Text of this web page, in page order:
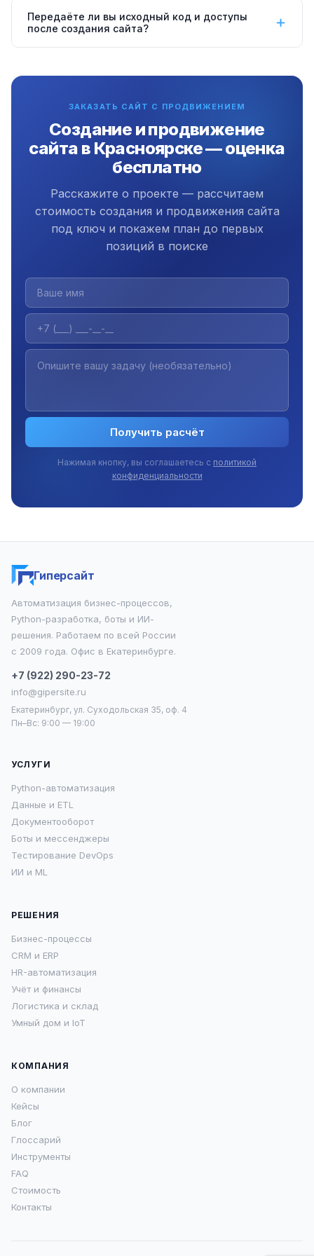
на продвижение, предварительно проведя SEO-
аудит и необходимые правки.
Красноярска и 150+ городов России. Работаем
года.
Передаёте ли вы исходный код и доступы
после создания сайта?
доступы к хостингу, домену и CMS — вы владеете
поддержкипосле запуска сайта.
ЗАКАЗАТЬ САЙТ С ПРОДВИЖЕНИЕМ
Создание и продвижение
сайта в Красноярске — оценка
бесплатно
Расскажите о проекте — рассчитаем
стоимость создания и продвижения сайта
под ключ и покажем план до первых
позиций в поиске
Получить расчёт
Нажимая кнопку, вы соглашаетесь с политикой
конфиденциальности
Гиперсайт
Автоматизация бизнес-процессов,
Python-разработка, боты и ИИ-
решения. Работаем по всей России
с 2009 года. Офис в Екатеринбурге.
+7 (922) 290-23-72
info@gipersite.ru
Екатеринбург, ул. Суходольская 35, оф. 4
Пн–Вс: 9:00 — 19:00
УСЛУГИ
Python-автоматизация
Данные и ETL
Документооборот
Боты и мессенджеры
Тестирование DevOps
ИИ и ML
РЕШЕНИЯ
Бизнес-процессы
CRM и ERP
HR-автоматизация
Учёт и финансы
Логистика и склад
Умный дом и IoT
КОМПАНИЯ
О компании
Кейсы
Блог
Глоссарий
Инструменты
FAQ
Стоимость
Контакты